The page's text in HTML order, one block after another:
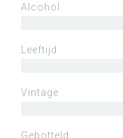
Alcohol
Leeftijd
Vintage
Gebotteld